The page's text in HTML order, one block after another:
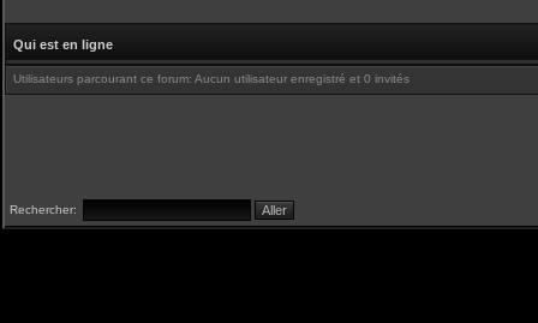
Qui est en ligne
Utilisateurs parcourant ce forum: Aucun utilisateur enregistré et 0 invités
Rechercher: